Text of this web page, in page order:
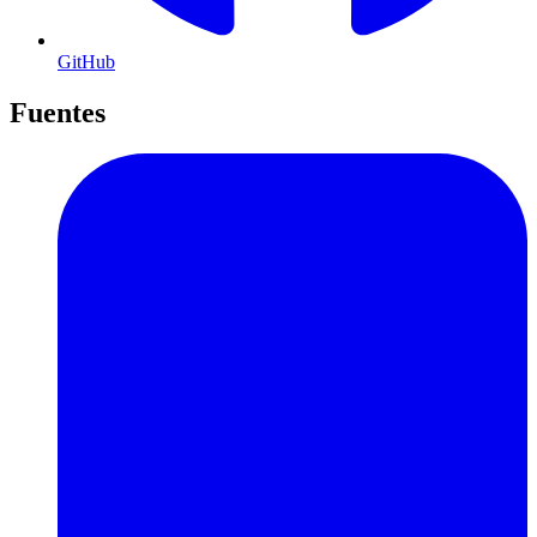
GitHub
Fuentes